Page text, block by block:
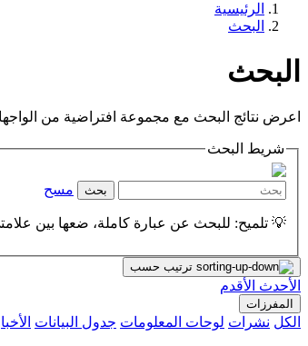
الرئيسية
البحث
البحث
اعرض نتائج البحث مع مجموعة افتراضية من
شريط البحث
بحث مسح
💡 تلميح: للبحث عن عبارة كاملة، ضعها بين
ترتيب حسب
الأحدث الأقدم
المفرزات
الكل نشرات لوحات المعلومات جدول البيانات